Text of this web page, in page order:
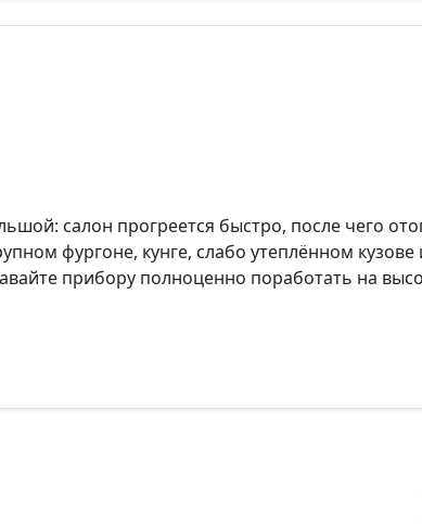
салон прогреется быстро, после чего
фургоне, кунге, слабо утеплённом
прибору полноценно поработать на